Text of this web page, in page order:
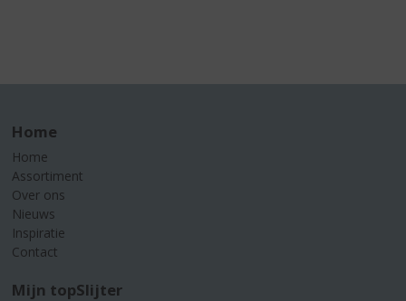
Home
Home
Assortiment
Over ons
Nieuws
Inspiratie
Contact
Mijn topSlijter